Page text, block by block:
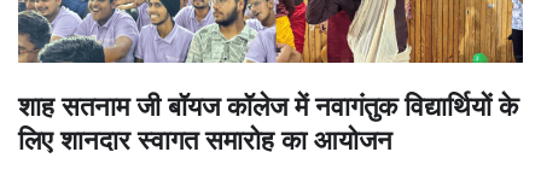
शाह सतनाम जी बॉयज कॉलेज में नवागंतुक विद्यार्थियों के
लिए शानदार स्वागत समारोह का आयोजन